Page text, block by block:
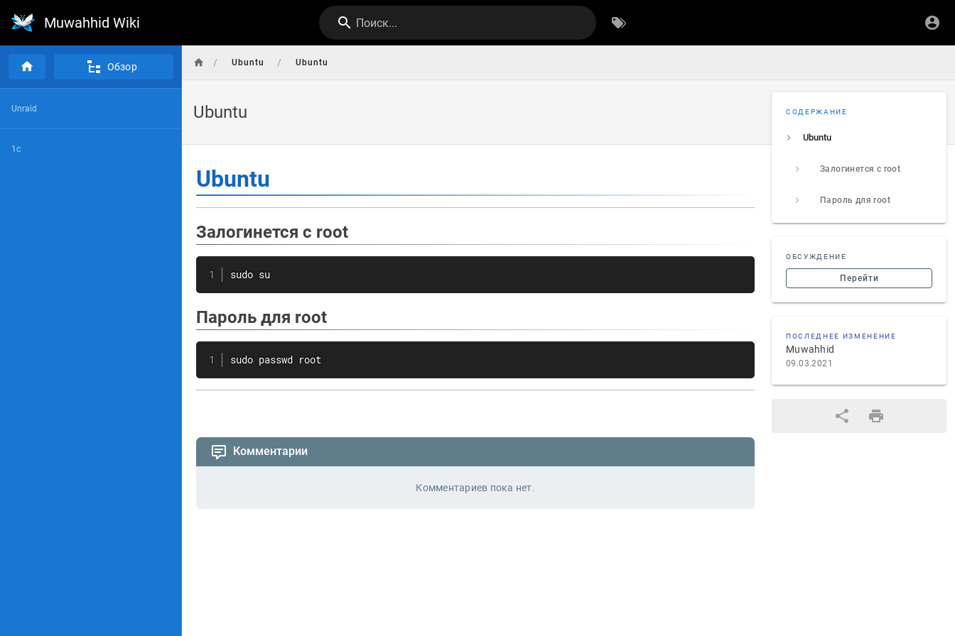
Muwahhid Wiki Поиск...
Обзор
Unraid
1с
/ Ubuntu / Ubuntu
Ubuntu СОДЕРЖАНИЕ
Ubuntu
Залогинется с root
Пароль для root
ОБСУЖДЕНИЕ
Перейти
ПОСЛЕДНЕЕ ИЗМЕНЕНИЕ
Muwahhid
09.03.2021
Ubuntu
Залогинется с root
sudo su
Пароль для root
sudo passwd root
Комментарии
Комментариев пока нет.